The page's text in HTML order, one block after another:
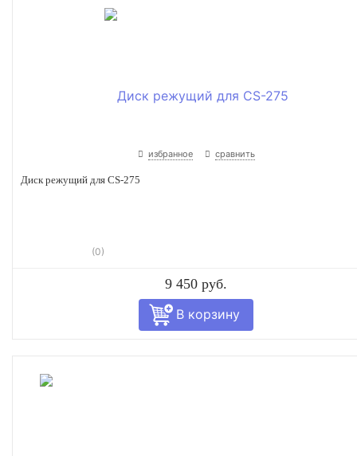
избранное сравнить
Диск режущий для CS-275
(0)
9 450 руб.